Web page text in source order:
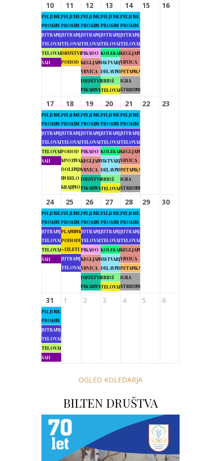
10
PELJI ME,
PROSIM
JUTRANJA
TELOVADBA
TELOVADBA
ŠAH
11
PELJI ME,
PROSIM
JUTRANJA
TELOVADBA
DRUŠTVENI
POHOD
12
PELJI ME,
PROSIM
JUTRANJA
TELOVADBA
PIKADO
KEGLJANJE
VRVICA
DRUŠTVENA
PISARNA
13
PELJI ME,
PROSIM
JUTRANJA
TELOVADBA
KOLESARJENJE
USTVARJALNE
DELAVNICE
BRIDŽ
TELOVADBA
14
PELJI ME,
PROSIM
JUTRANJA
TELOVADBA
KEGLJANJE
VRVICA
PETANKA
IGRA
ŠTRBUNK
15 16
17
PELJI ME,
PROSIM
JUTRANJA
TELOVADBA
TELOVADBA
ŠAH
18
PELJI ME,
PROSIM
JUTRANJA
TELOVADBA
POHOD
SPOZNAJMO
DOLENJSKO
IN BELO
KRAJINO
19
PELJI ME,
PROSIM
JUTRANJA
TELOVADBA
PIKADO
KEGLJANJE
VRVICA
DRUŠTVENA
PISARNA
20
PELJI ME,
PROSIM
JUTRANJA
TELOVADBA
KOLESARJENJE
USTVARJALNE
DELAVNICE
BRIDŽ
TELOVADBA
21
PELJI ME,
PROSIM
JUTRANJA
TELOVADBA
KEGLJANJE
VRVICA
PETANKA
IGRA
ŠTRBUNK
22 23
24
PELJI ME,
PROSIM
JUTRANJA
TELOVADBA
TELOVADBA
ŠAH
25
PELJI ME,
PROSIM
PLANINSKI
POHODI
– IZLETI
JUTRANJA
TELOVADBA
26
PELJI ME,
PROSIM
JUTRANJA
TELOVADBA
PIKADO
KEGLJANJE
VRVICA
DRUŠTVENA
PISARNA
27
PELJI ME,
PROSIM
JUTRANJA
TELOVADBA
KOLESARJENJE
USTVARJALNE
DELAVNICE
BRIDŽ
TELOVADBA
28
PELJI ME,
PROSIM
JUTRANJA
TELOVADBA
KEGLJANJE
VRVICA
PETANKA
IGRA
ŠTRBUNK
29 30
31
PELJI ME,
PROSIM
JUTRANJA
TELOVADBA
TELOVADBA
ŠAH
1 2 3 4 5 6
OGLED KOLEDARJA
BILTEN DRUŠTVA